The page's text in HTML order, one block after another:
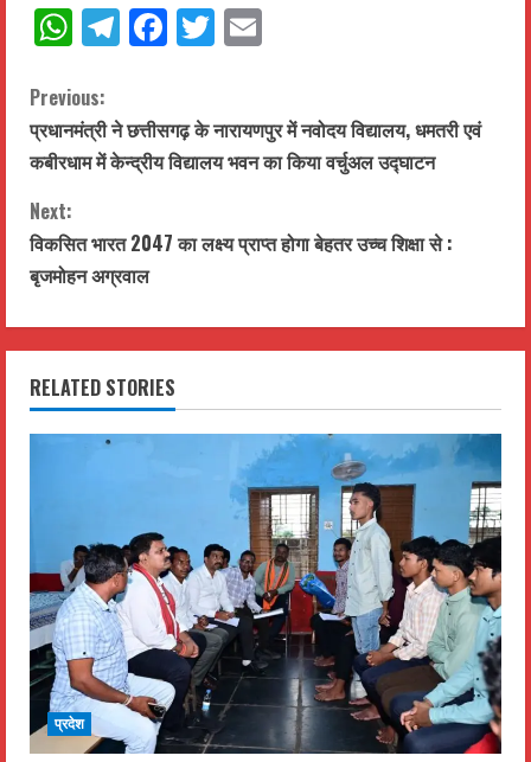
WhatsApp
Telegram
Facebook
Twitter
C
o
n
t
i
n
u
a
d
i
Previous:
प्रधानमंत्री ने छत्तीसगढ़ के नारायणपुर में नवोदय विद्यालय, धमतरी एवं
कबीरधाम में केन्द्रीय विद्यालय भवन का किया वर्चुअल उद्घाटन
Next:
विकसित भारत 2047 का लक्ष्य प्राप्त होगा बेहतर उच्च शिक्षा से :
बृजमोहन अग्रवाल
RELATED STORIES
प्रदेश